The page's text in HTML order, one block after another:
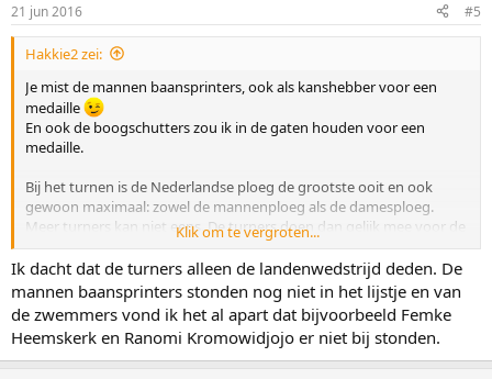
21 jun 2016 #5
Hakkie2 zei:
Je mist de mannen baansprinters, ook als kanshebber voor een
medaille
En ook de boogschutters zou ik in de gaten houden voor een
medaille.
Bij het turnen is de Nederlandse ploeg de grootste ooit en ook
gewoon maximaal: zowel de mannenploeg als de damesploeg.
Meer turners kan niet eens. De turners doen dan gelijk mee voor de
landenwedstrijd, maar ook mee voor individuele onderdelen.
Ook bij zwemmen hebben we veel meer plekken waar nog geen
namen aan zijn geplakt.
Klik om te vergroten...
Ik dacht dat de turners alleen de landenwedstrijd deden. De
mannen baansprinters stonden nog niet in het lijstje en van
de zwemmers vond ik het al apart dat bijvoorbeeld Femke
Heemskerk en Ranomi Kromowidjojo er niet bij stonden.